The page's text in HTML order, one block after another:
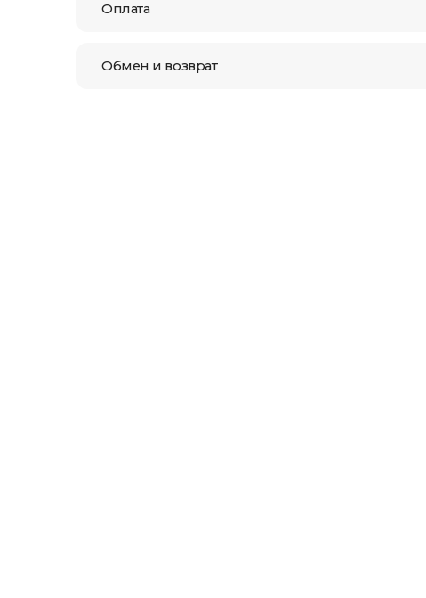
Оплата
Обмен и возврат